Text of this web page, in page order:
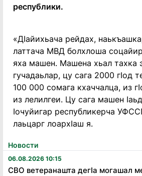
Новости
06.08.2026 10:15
СВО ветеранашта дегӏа могашал
республики.
«ДIайихьача рейдах,
латтача МВД болхлоша
яха машен. Машена хьал тахка
гучадаьлар, цу сага 2000 гIод
100 000 сомага кхаччалца, из
из лелилгеи. Цу сага машен
Iочуйигар республикерча
лаьцарг лоархIаш я.